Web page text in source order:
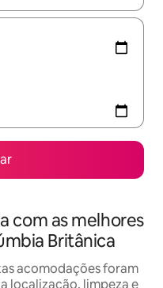
com as melhores
Britânica
acomodações foram
localização, limpeza e